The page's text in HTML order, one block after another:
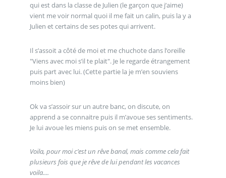
qui est dans la classe de Julien (le garçon que j’aime)
vient me voir normal quoi il me fait un calin, puis la y a
Julien et certains de ses potes qui arrivent.
Il s’assoit a côté de moi et me chuchote dans l’oreille
"Viens avec moi s’il te plait". Je le regarde étrangement
puis part avec lui. (Cette partie la je m’en souviens
moins bien)
Ok va s’assoir sur un autre banc, on discute, on
apprend a se connaitre puis il m’avoue ses sentiments.
Je lui avoue les miens puis on se met ensemble.
Voila, pour moi c’est un rêve banal, mais comme cela fait
plusieurs fois que je rêve de lui pendant les vacances
voila....